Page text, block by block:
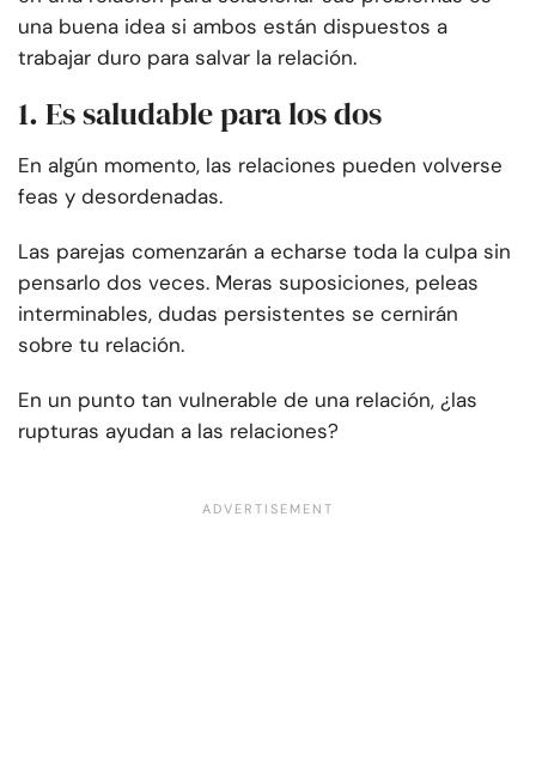
una buena idea si ambos están dispuestos a
trabajar duro para salvar la relación.
1. Es saludable para los dos
En algún momento, las relaciones pueden volverse
feas y desordenadas.
Las parejas comenzarán a echarse toda la culpa sin
pensarlo dos veces. Meras suposiciones, peleas
interminables, dudas persistentes se cernirán
sobre tu relación.
En un punto tan vulnerable de una relación, ¿las
rupturas ayudan a las relaciones?